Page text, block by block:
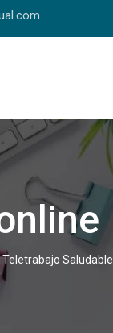
Teletrabajo Saludable